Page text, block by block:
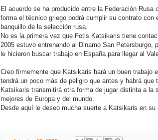
El acuerdo se ha producido entre la Federación
forma el técnico griego podrá cumplir su contrato
banquillo de la selección rusa.
No es la primera vez que Fotis Katsikaris tiene
2005 estuvo entrenando al Dinamo San Petersburgo,
le hicieron buscar trabajo en España para llegar al
Creo firmemente que Katsikaris hará un buen trabajo
tendrá un poco más de peligro que antes y habrá
Katsikaris transmitirá otra forma de jugar distinta a la
mejores de Europa y del mundo.
Desde aquí le deseo mucha suerte a Katsikaris en su